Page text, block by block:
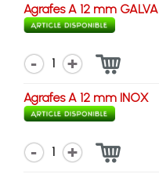
Agrafes A 12 mm GALVA
1
Agrafes A 12 mm INOX
1